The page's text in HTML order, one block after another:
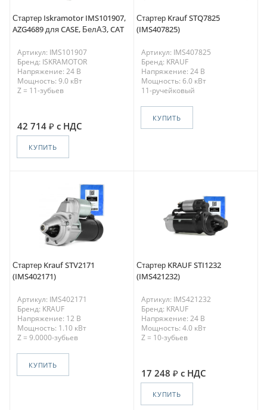
Стартер Iskramotor IMS101907,
AZG4689 для CASE, БелАЗ, CAT
Артикул: IMS101907
Бренд: ISKRAMOTOR
Напряжение: 24 В
Мощность: 9.0 кВт
Z = 11-зубьев
42 714 с НДС
КУПИТЬ
Стартер Krauf STQ7825
(IMS407825)
Артикул: IMS407825
Бренд: KRAUF
Напряжение: 24 В
Мощность: 6.0 кВт
11-ручейковый
КУПИТЬ
Стартер Krauf STV2171
(IMS402171)
Артикул: IMS402171
Бренд: KRAUF
Напряжение: 12 В
Мощность: 1.10 кВт
Z = 9.0000-зубьев
КУПИТЬ
Стартер KRAUF STI1232
(IMS421232)
Артикул: IMS421232
Бренд: KRAUF
Напряжение: 24 В
Мощность: 4.0 кВт
Z = 10-зубьев
17 248 с НДС
КУПИТЬ